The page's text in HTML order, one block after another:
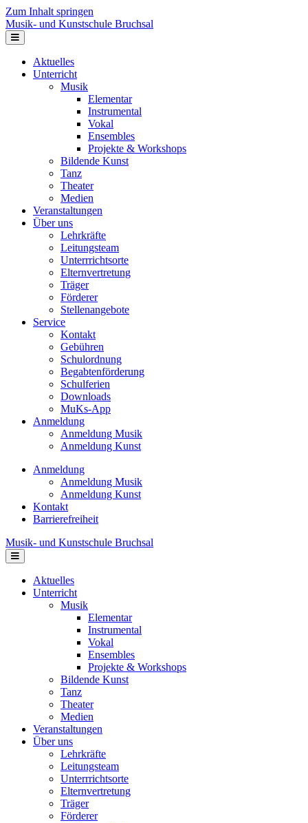
Zum Inhalt springen
Musik- und Kunstschule Bruchsal
Navigation
Aktuelles
Unterricht
Musik
Elementar
Instrumental
Vokal
Ensembles
Projekte & Workshops
Bildende Kunst
Tanz
Theater
Medien
Veranstaltungen
Über uns
Lehrkräfte
Leitungsteam
Unterrrichtsorte
Elternvertretung
Träger
Förderer
Stellenangebote
Service
Kontakt
Gebühren
Schulordnung
Begabtenförderung
Schulferien
Downloads
MuKs-App
Anmeldung
Anmeldung Musik
Anmeldung Kunst
Anmeldung
Anmeldung Musik
Anmeldung Kunst
Kontakt
Barrierefreiheit
Musik- und Kunstschule Bruchsal
Navigation
Aktuelles
Unterricht
Musik
Elementar
Instrumental
Vokal
Ensembles
Projekte & Workshops
Bildende Kunst
Tanz
Theater
Medien
Veranstaltungen
Über uns
Lehrkräfte
Leitungsteam
Unterrrichtsorte
Elternvertretung
Träger
Förderer